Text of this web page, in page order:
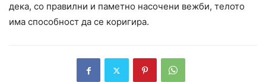
дека, со правилни и паметно насочени вежби, телото
има способност да се коригира.